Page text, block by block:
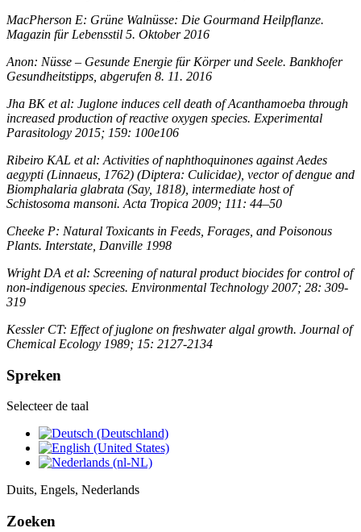
MacPherson E: Grüne Walnüsse: Die Gourmand Heilpflanze.
Magazin für Lebensstil 5. Oktober 2016
Anon: Nüsse – Gesunde Energie für Körper und Seele. Bankhofer
Gesundheitstipps, abgerufen 8. 11. 2016
Jha BK et al: Juglone induces cell death of Acanthamoeba through
increased production of reactive oxygen species. Experimental
Parasitology 2015; 159: 100e106
Ribeiro KAL et al: Activities of naphthoquinones against Aedes
aegypti (Linnaeus, 1762) (Diptera: Culicidae), vector of dengue and
Biomphalaria glabrata (Say, 1818), intermediate host of
Schistosoma mansoni. Acta Tropica 2009; 111: 44–50
Cheeke P: Natural Toxicants in Feeds, Forages, and Poisonous
Plants. Interstate, Danville 1998
Wright DA et al: Screening of natural product biocides for control of
non-indigenous species. Environmental Technology 2007; 28: 309-
319
Kessler CT: Effect of juglone on freshwater algal growth. Journal of
Chemical Ecology 1989; 15: 2127-2134
Spreken
Selecteer de taal
Duits, Engels, Nederlands
Zoeken